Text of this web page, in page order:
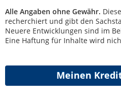
Alle Angaben ohne Gewähr.
recherchiert und gibt den
Neuere Entwicklungen sind im
Eine Haftung für Inhalte wird
Meinen